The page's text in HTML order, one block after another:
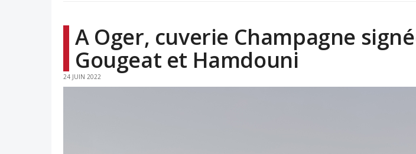
A Oger, cuverie Champagne
Gougeat et Hamdouni
24 JUIN 2022